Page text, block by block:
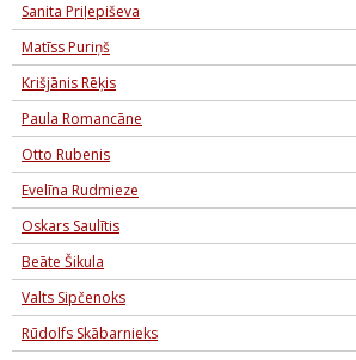
Sanita Priļepiševa
Matīss Puriņš
Krišjānis Rēķis
Paula Romancāne
Otto Rubenis
Evelīna Rudmieze
Oskars Saulītis
Beāte Šikula
Valts Sipčenoks
Rūdolfs Skābarnieks